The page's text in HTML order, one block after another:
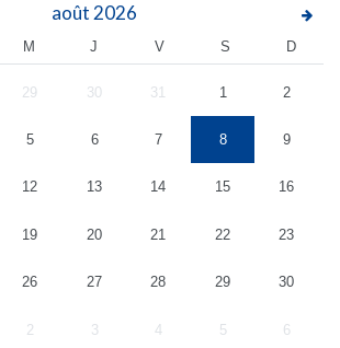
août 2026
M J V S D
29 30 31 1 2
5 6 7 8 9
12 13 14 15 16
19 20 21 22 23
26 27 28 29 30
2 3 4 5 6